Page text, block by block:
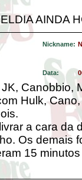
AINDA
Nickname:
Data:
Canobbio,
Hulk,
a cara da
Os demais
15